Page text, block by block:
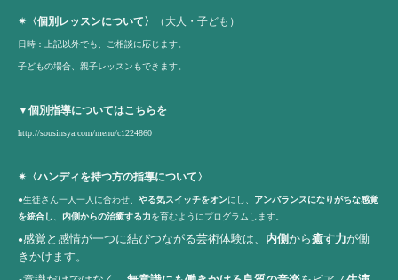
✴︎〈個別レッスンについて〉 （大人・子ども）
日時：上記以外でも、ご相談に応じます。
子どもの場合、親子レッスンもできます。
▼個別指導についてはこちらを
http://sousinsya.com/menu/c1224860
✴︎ 〈ハンディを持つ方の指導について〉
●生徒さん一人一人に合わせ、 やる気スイッチをオンにし、 アンバランスになりがちな感覚
を統合し、 内側からの治癒する力を育むようにプログラムします。
●感覚と感情が一つに結びつながる芸術体験は、 内側から癒す力が働
きかけます。